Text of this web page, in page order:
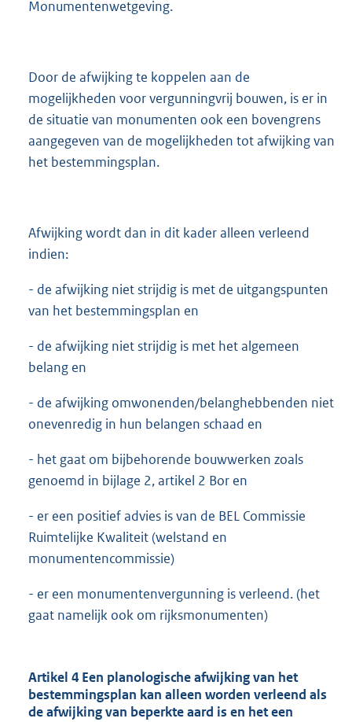
Monumentenwetgeving.
Door de afwijking te koppelen aan de
mogelijkheden voor vergunningvrij bouwen, is er in
de situatie van monumenten ook een bovengrens
aangegeven van de mogelijkheden tot afwijking van
het bestemmingsplan.
Afwijking wordt dan in dit kader alleen verleend
indien:
- de afwijking niet strijdig is met de uitgangspunten
van het bestemmingsplan en
- de afwijking niet strijdig is met het algemeen
belang en
- de afwijking omwonenden/belanghebbenden niet
onevenredig in hun belangen schaad en
- het gaat om bijbehorende bouwwerken zoals
genoemd in bijlage 2, artikel 2 Bor en
- er een positief advies is van de BEL Commissie
Ruimtelijke Kwaliteit (welstand en
monumentencommissie)
- er een monumentenvergunning is verleend. (het
gaat namelijk ook om rijksmonumenten)
Artikel 4 Een planologische afwijking van het
bestemmingsplan kan alleen worden verleend als
de afwijking van beperkte aard is en het een